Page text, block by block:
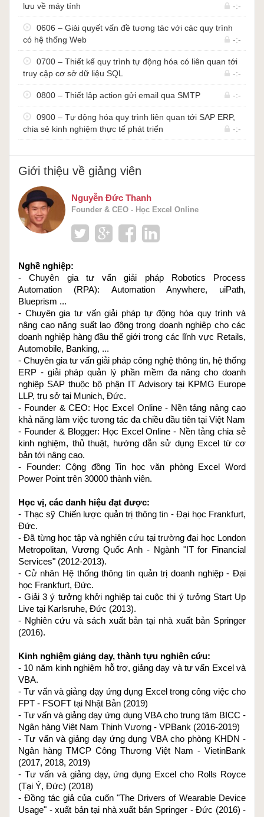
Danh sách bài học
0000 – Cách đăng ký tài khoản và cài đặt Power Automate
Desktop
0001 – Cài đặt Power Automate Desktop
0002 – Cách sử dụng tài liệu trong khóa học
0003 – Cách import các Flow vào Power Automate Desktop để
tham khảo
0100 – Làm quen với giao diện Power Automate Desktop và tạo
bot tự động đầu tiên
vào file Excel
0103 – Tự động mở một chương trình bất kỳ bằng Run
Application Action
0104 – Làm quen với Desktop Record, tự động hóa bất kỳ phần
mềm Desktop nào
0105 – Thiết kế quy trình tự động lưu file, tương tác với hệ thống
0106 – Action Block Input để đảm bảo hạn chế lỗi can thiệp từ
người dùng RPA
0107 – Thực hành xây dựng bot tự động hóa giữa các phần mềm
Desktop khác nhau
0108 – Phân tích giao diện phần mềm và thực hiện tự động hóa
0109 – Tự động hóa nhiều phần mềm khác nhau, mang dữ liệu từ
phần mềm này qua phần mềm khác
0110 – Xử lý, thay thế dữ liệu text, hoàn thiện flow tự động hóa
0200 – Làm việc với thư mục, lọc theo loại file, sử dụng vòng lặp
0201 – Lab02 – Tự động trích xuất dữ liệu đặt hàng từ bảng trong
file Word
0202 – Làm sao để mở 1 file Word có sẵn
0203 – Mở file có sẵn nếu không phải là dạng file được hỗ trợ
0204 – Hoàn thành lab02 – trích xuất dữ liệu từ nhiều file word
0300 – Xử lý lỗi trong quy trình tự động hóa
0301 – Làm quen với việc tạo block xử lý lỗi khi tự động các phần
mềm
0303 – Break points, debug lỗi, phân tích lỗi khi chạy bot
0304 – Ghi protocol những việc bot đã làm trong thời gian thực
0305 – Kết hợp luồng tự động hóa báo cáo Word, Excel, gửi báo
cáo qua Outlook tự động
0400 – Chuẩn bị môi trường tương tác với các phần mềm cũ
(Legacy app)
0401 – Đọc dữ liệu từ Excel một cách hiệu quả để chuẩn bị tự
động hóa
0402 – Tự động nhập liệu từ Excel vào hệ thống
0403 – Trích xuất dữ liệu từ hệ thống cũ (legacy system) ra Excel
0404 – Trích xuất dữ liệu từ hệ thống cũ nâng cao
chữ viết, nhận dạng hình ảnh
0501 – Trích xuất dữ liệu trả về từ các dịch vụ Web API
0502 – Flow tự động hóa nhận dạng hình ảnh, phân loại hình ảnh
0503 – Nhận dạng chữ viết với OCR Actions
0600 – Trích xuất dữ liệu từ Web cơ bản
0601 – Trích xuất dữ liệu trên trang Web có phân trang
0602 – Trích xuất dữ liệu từ trang Web, click nút sang trang và
các vấn đề liên quan
0603 – Chạy một đoạn code JS nhỏ để tối ưu luồng tự động hóa
Web
0604 – Tối ưu hóa, nên hay không nên
0605 – Điền dữ liệu vào hệ thống Web, nhận kết quả, lưu về máy
tính
lưu về máy tính
-:-
0606 – Giải quyết vấn đề tương tác với các quy trình
có hệ thống Web
-:-
0700 – Thiết kế quy trình tự động hóa có liên quan tới
truy cập cơ sở dữ liệu SQL
-:-
0800 – Thiết lập action gửi email qua SMTP -:-
0900 – Tự động hóa quy trình liên quan tới SAP ERP,
chia sẻ kinh nghiệm thực tế phát triển
-:-
Giới thiệu về giảng viên
Nguyễn Đức Thanh
Founder & CEO - Học Excel Online
Nghề nghiệp:
- Chuyên gia tư vấn giải pháp Robotics Process
Automation (RPA): Automation Anywhere, uiPath,
Blueprism ...
- Chuyên gia tư vấn giải pháp tự động hóa quy trình và
nâng cao năng suất lao động trong doanh nghiệp cho các
doanh nghiệp hàng đầu thế giới trong các lĩnh vực Retails,
Automobile, Banking, ...
- Chuyên gia tư vấn giải pháp công nghệ thông tin, hệ thống
ERP - giải pháp quản lý phần mềm đa năng cho doanh
nghiệp SAP thuộc bộ phận IT Advisory tại KPMG Europe
LLP, trụ sở tại Munich, Đức.
- Founder & CEO: Học Excel Online - Nền tảng nâng cao
khả năng làm việc tương tác đa chiều đầu tiên tại Việt Nam
- Founder & Blogger: Học Excel Online - Nền tảng chia sẻ
kinh nghiệm, thủ thuật, hướng dẫn sử dụng Excel từ cơ
bản tới nâng cao.
- Founder: Cộng đồng Tin học văn phòng Excel Word
Power Point trên 30000 thành viên.
Học vị, các danh hiệu đạt được:
- Thạc sỹ Chiến lược quản trị thông tin - Đại học Frankfurt,
Đức.
- Đã từng học tập và nghiên cứu tại trường đại học London
Metropolitan, Vương Quốc Anh - Ngành "IT for Financial
Services" (2012-2013).
- Cử nhân Hệ thống thông tin quản trị doanh nghiệp - Đại
học Frankfurt, Đức.
- Giải 3 ý tưởng khởi nghiệp tại cuộc thi ý tưởng Start Up
Live tại Karlsruhe, Đức (2013).
- Nghiên cứu và sách xuất bản tại nhà xuất bản Springer
(2016).
Kinh nghiệm giảng dạy, thành tựu nghiên cứu:
- 10 năm kinh nghiệm hỗ trợ, giảng dạy và tư vấn Excel và
VBA.
- Tư vấn và giảng dạy ứng dụng Excel trong công việc cho
FPT - FSOFT tại Nhật Bản (2019)
- Tư vấn và giảng dạy ứng dụng VBA cho trung tâm BICC -
Ngân hàng Việt Nam Thịnh Vượng - VPBank (2016-2019)
- Tư vấn và giảng dạy ứng dụng VBA cho phòng KHDN -
Ngân hàng TMCP Công Thương Việt Nam - VietinBank
(2017, 2018, 2019)
- Tư vấn và giảng dạy, ứng dụng Excel cho Rolls Royce
(Tại Ý, Đức) (2018)
- Đồng tác giả của cuốn "The Drivers of Wearable Device
Usage" - xuất bản tại nhà xuất bản Springer - Đức (2016) -